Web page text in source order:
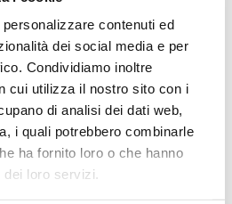
contenuti ed
dei social media e per
Condividiamo inoltre
cui utilizza il nostro sito con i
di analisi dei dati web,
i quali potrebbero combinarle
ha fornito loro o che hanno
loro servizi.